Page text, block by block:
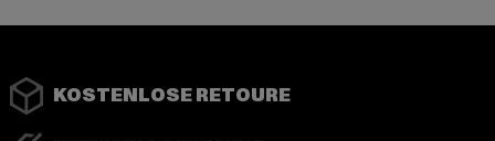
KOSTENLOSE RETOURE